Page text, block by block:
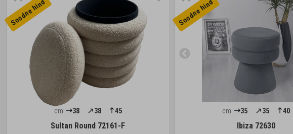
Soodne hind
cm: 38 38 45
Sultan Round 72161-F
Soodne hind
cm: 35 35 40
Ibiza 72630